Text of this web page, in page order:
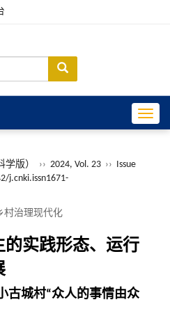
版） ›› 2024, Vol. 23 ›› Issue
j.cnki.issn1671-
村治理现代化
实践形态、运行
城村“众人的事情由众